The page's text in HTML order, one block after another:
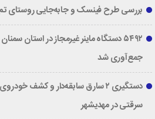
بررسی طرح فینسک و جابه‌جایی روستای
۵۴۹۲ دستگاه ماینر غیرمجاز در استان سمنان
جمع‌آوری شد
دستگیری ۲ سارق سابقه‌دار و کشف خودروی
سرقتی در مهدیشهر